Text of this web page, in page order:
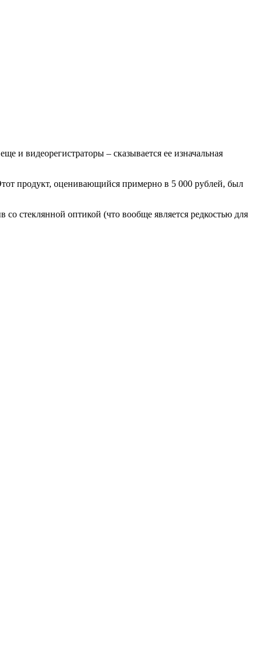
и видеорегистраторы – сказывается ее изначальная
продукт, оценивающийся примерно в 5 000 рублей, был
стеклянной оптикой (что вообще является редкостью для